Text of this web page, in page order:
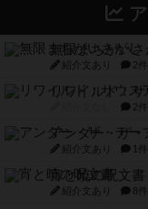
無限まちがいさ
紹介文あり 2
リワイルド：
2
アンダー・ザ・
紹介文あり 1
宵と暁の呪文書
紹介文あり 8